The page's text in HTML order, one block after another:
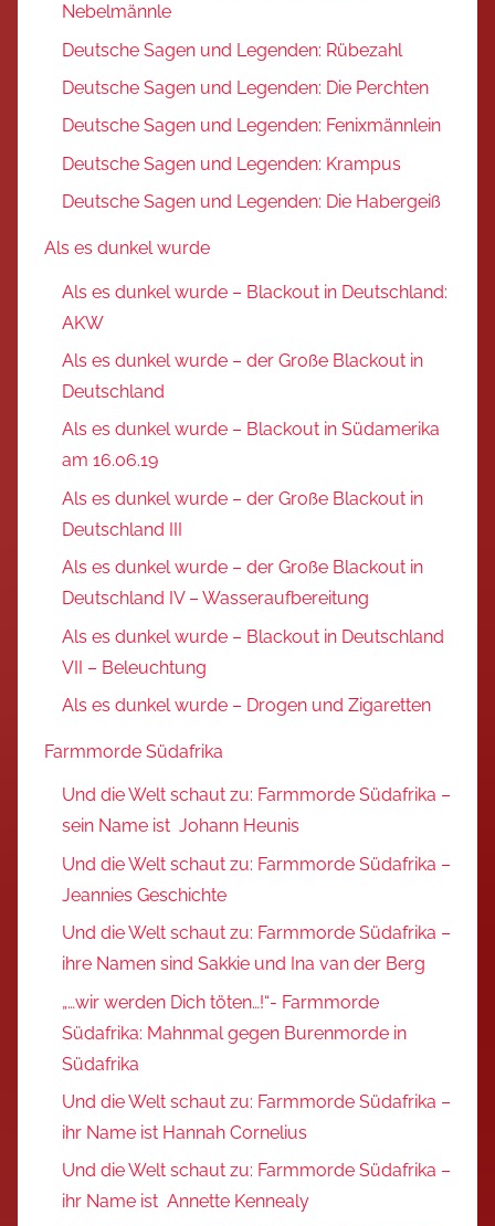
Nebelmännle
Deutsche Sagen und Legenden: Rübezahl
Deutsche Sagen und Legenden: Die Perchten
Deutsche Sagen und Legenden: Fenixmännlein
Deutsche Sagen und Legenden: Krampus
Deutsche Sagen und Legenden: Die Habergeiß
Als es dunkel wurde
Als es dunkel wurde – Blackout in Deutschland:
AKW
Als es dunkel wurde – der Große Blackout in
Deutschland
Als es dunkel wurde – Blackout in Südamerika
am 16.06.19
Als es dunkel wurde – der Große Blackout in
Deutschland III
Als es dunkel wurde – der Große Blackout in
Deutschland IV – Wasseraufbereitung
Als es dunkel wurde – Blackout in Deutschland
VII – Beleuchtung
Als es dunkel wurde – Drogen und Zigaretten
Farmmorde Südafrika
Und die Welt schaut zu: Farmmorde Südafrika –
sein Name ist Johann Heunis
Und die Welt schaut zu: Farmmorde Südafrika –
Jeannies Geschichte
Und die Welt schaut zu: Farmmorde Südafrika –
ihre Namen sind Sakkie und Ina van der Berg
„…wir werden Dich töten…!“- Farmmorde
Südafrika: Mahnmal gegen Burenmorde in
Südafrika
Und die Welt schaut zu: Farmmorde Südafrika –
ihr Name ist Hannah Cornelius
Und die Welt schaut zu: Farmmorde Südafrika –
ihr Name ist Annette Kennealy